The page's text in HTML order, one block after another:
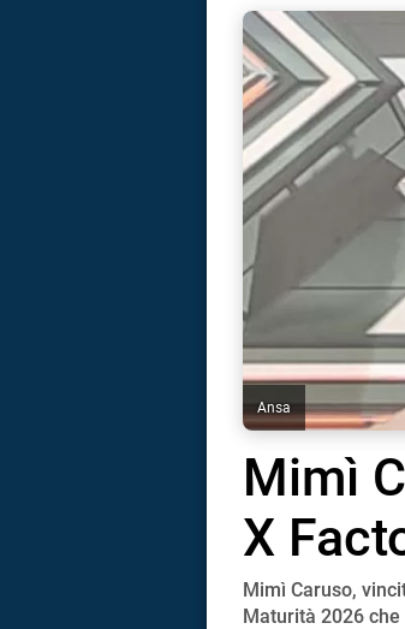
Ansa
Mimì
X
Mimì Caruso,
Maturità 2026